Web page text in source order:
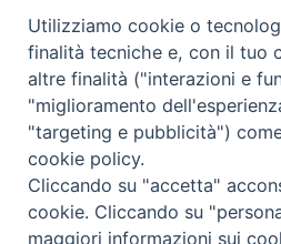
Abbonamenti
Abbonamento Annuale
Abbonamento Annuale
Abbonamento Singola Copia
Utilizziamo cookie o
finalità tecniche e, con il tuo
altre finalità ("interazioni e
"miglioramento
"targeting e pubblicità")
cookie policy.
Cliccando su "accetta"
cookie. Cliccando su
maggiori informazioni sui